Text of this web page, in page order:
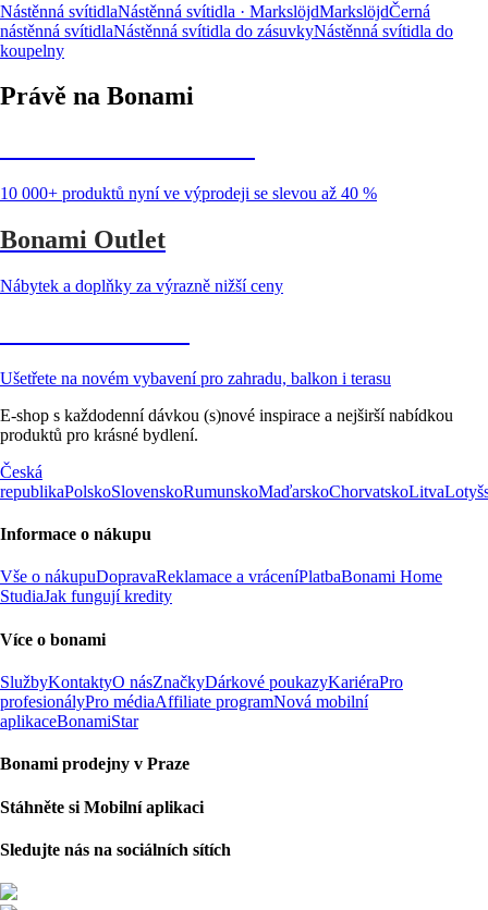
Nástěnná svítidlaNástěnná svítidla · MarkslöjdMarkslöjdČerná
nástěnná svítidlaNástěnná svítidla do zásuvkyNástěnná svítidla do
koupelny
Právě na Bonami
10 000+ produktů nyní ve výprodeji se slevou až 40 %
Bonami Outlet
Nábytek a doplňky za výrazně nižší ceny
Ušetřete na novém vybavení pro zahradu, balkon i terasu
E-shop s každodenní dávkou (s)nové inspirace a nejširší nabídkou
produktů pro krásné bydlení.
Česká
republikaPolskoSlovenskoRumunskoMaďarskoChorvatskoLitva
Informace o nákupu
Vše o nákupuDopravaReklamace a vráceníPlatbaBonami Home
StudiaJak fungují kredity
Více o bonami
SlužbyKontaktyO násZnačkyDárkové poukazyKariéraPro
profesionályPro médiaAffiliate programNová mobilní
aplikaceBonamiStar
Bonami prodejny v Praze
Stáhněte si Mobilní aplikaci
Sledujte nás na sociálních sítích